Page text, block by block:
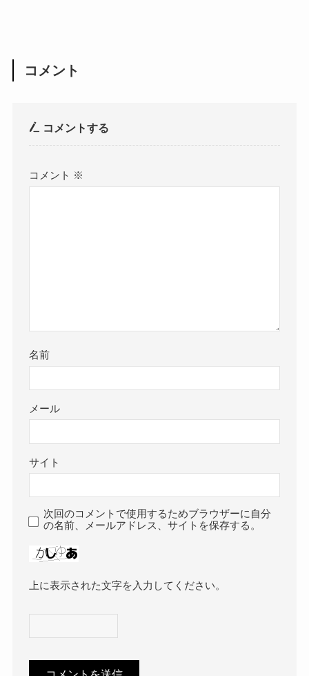
コメント
コメントする
コメント ※
名前
メール
サイト
次回のコメントで使用するためブラウザーに自分
の名前、メールアドレス、サイトを保存する。
上に表示された文字を入力してください。